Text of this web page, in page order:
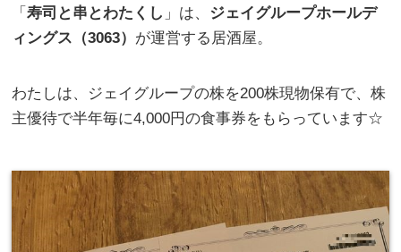
「寿司と串とわたくし 」は、 ジェイグループホールデ
ィングス（3063） が運営する居酒屋。
わたしは、ジェイグループの株を200株現物保有で、株
主優待で半年毎に4,000円の食事券をもらっています☆